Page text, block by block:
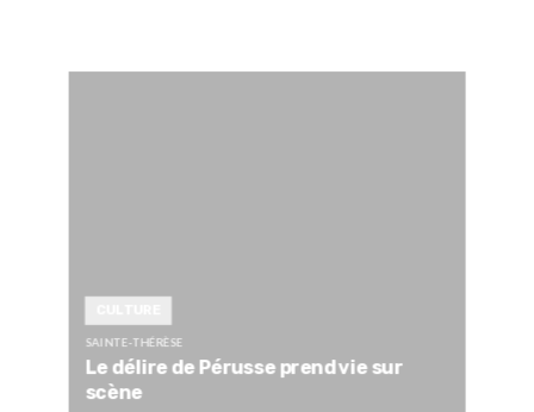
SAINTE-THÉRÈSE
Le délire de Pérusse prend vie sur
scène